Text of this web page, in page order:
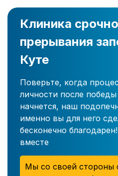
Клиника
прерывания
Куте
Поверьте, когда
личности после
начнется, наш
именно вы для него
бесконечно
вместе
Мы со своей стороны